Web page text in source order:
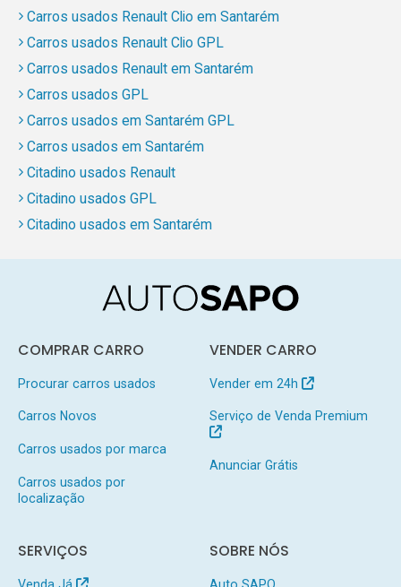
Carros usados Renault Clio em Santarém
Carros usados Renault Clio GPL
Carros usados Renault em Santarém
Carros usados GPL
Carros usados em Santarém GPL
Carros usados em Santarém
Citadino usados Renault
Citadino usados GPL
Citadino usados em Santarém
COMPRAR CARRO
Procurar carros usados
Carros Novos
Carros usados por marca
Carros usados por
localização
VENDER CARRO
Vender em 24h
Serviço de Venda Premium
Anunciar Grátis
SERVIÇOS SOBRE NÓS